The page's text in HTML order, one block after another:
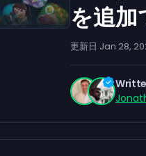
を追加
更新日 Jan 28,